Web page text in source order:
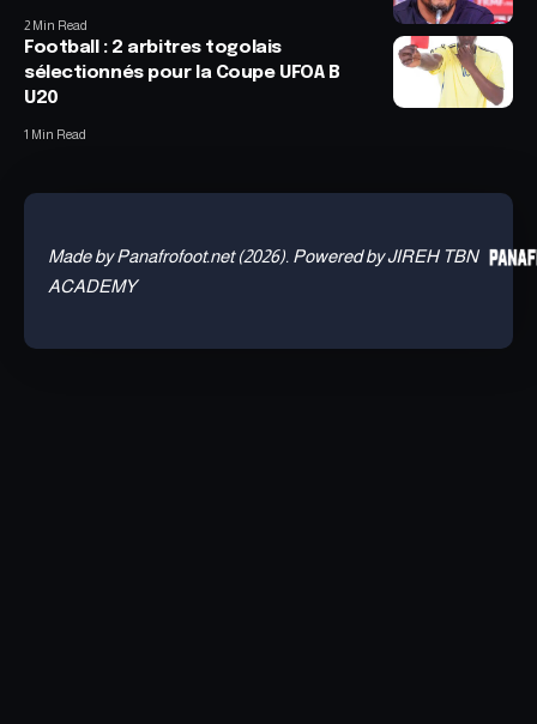
2 Min Read
Football : 2 arbitres togolais
sélectionnés pour la Coupe UFOA B
U20
1 Min Read
Made by Panafrofoot.net (2026). Powered by JIREH TBN
ACADEMY